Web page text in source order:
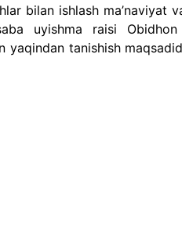
bilan ishlash ma’naviyat
uyishma raisi
tanishish